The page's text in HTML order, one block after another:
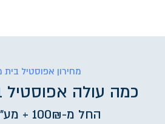
מחירון אפוסטיל
כמה עולה
החל מ-100₪ + מע״מ בלבד!